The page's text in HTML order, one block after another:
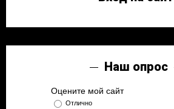
Наш опрос
Оцените мой сайт
Отлично